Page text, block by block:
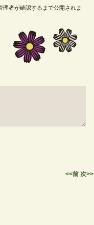
者が確認するまで公開されま
<<前 次>>